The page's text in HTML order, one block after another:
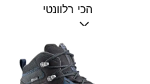
מיין לפי:(optional)